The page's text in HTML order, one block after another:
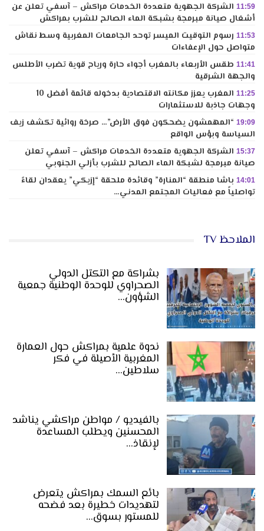
11:59 الشركة الجهوية متعددة الخدمات مراكش – آسفي تعلن عن
أشغال صيانة مبرمجة بشبكة الماء الصالح للشرب بمراكش
11:53 رسوم التوقيت الميسر توحد الجامعات المغربية وسط نقاش
متواصل حول الإعفاءات
11:41 طقس الأربعاء بالمغرب أجواء حارة ورياح قوية تضرب الأطلس
والجهة الشرقية
11:25
المغرب يعزز مكانته الاقتصادية بدخوله قائمة أفضل 10
وجهات جاذبة للاستثمارات
19:09 “المهمشون يضحكون فوق الأرض”… صرخة روائية تكشف زيف
السياسة وبؤس الواقع
15:37 الشركة الجهوية متعددة الخدمات مراكش – آسفي تعلن
صيانة مبرمجة لشبكة الماء الصالح للشرب بأزلي الجنوبي
14:01 باشا منطقة “المنارة” وقائدة ملحقة “إزيكي” يعقدان لقاءً
تواصلياً مع فعاليات المجتمع المدني…
الملاحظ TV
بشراكة مع التكتل الدولي
الصحراوي للوحدة الوطنية جمعية
الشؤون…
ندوة علمية بمراكش حول العمارة
المغربية الأصيلة في فكر
سلاطين…
بالفيديو / مواطن مراكشي يناشد
المحسنين ويطلب المساعدة
لإنقاذ…
بائع السمك بمراكش يتعرض
لتهديدات خطيرة بعد فضحه
للمستور بسوق…